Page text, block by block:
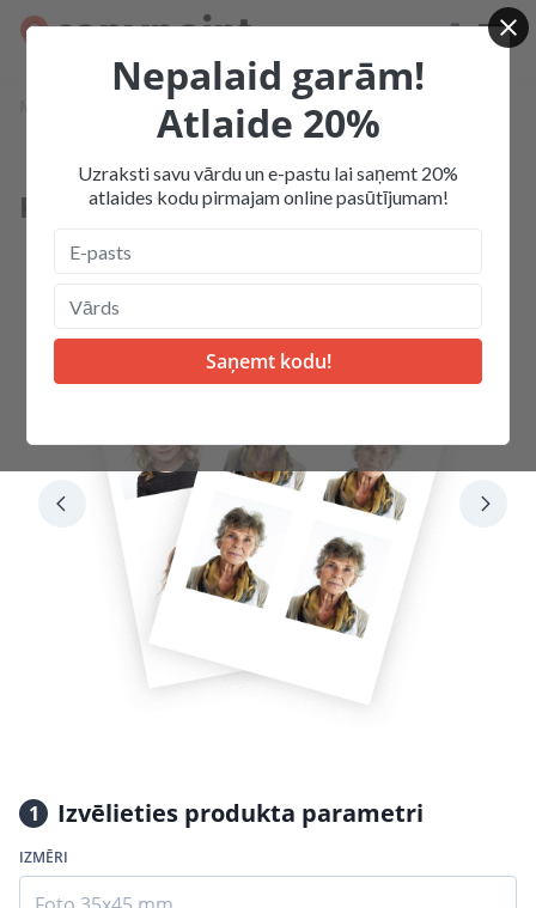
Produkcija
Foto dokumentiem
Pases un vīzas foto 35x45 mm
Pases un vīzas foto 35x45 mm
1 Izvēlieties produkta parametri
IZMĒRI
Nepalaid garām!
Atlaide 20%
Uzraksti savu vārdu un e-pastu lai saņemt 20%
atlaides kodu pirmajam online pasūtījumam!